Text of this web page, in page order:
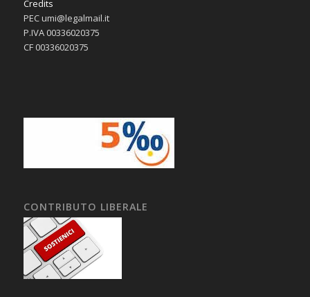
Credits
PEC umi@legalmail.it
P.IVA 00336020375
CF 00336020375
CONTRIBUTO LIBERALE